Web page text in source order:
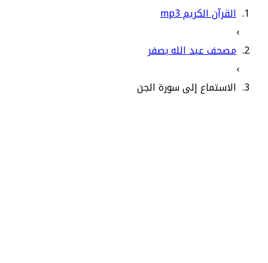
القرآن الكريم mp3
›
مصحف عبد الله بصفر
›
الاستماع إلى سورة الجن